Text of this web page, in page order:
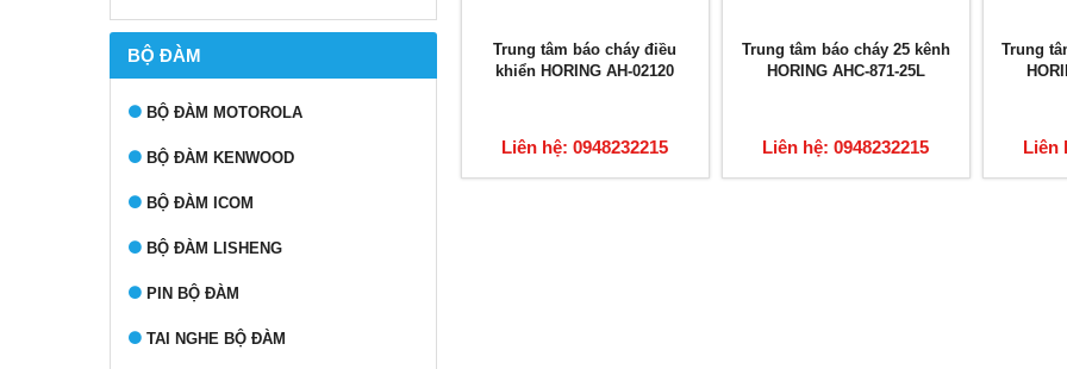
BỘ ĐÀM
BỘ ĐÀM MOTOROLA
BỘ ĐÀM KENWOOD
BỘ ĐÀM ICOM
BỘ ĐÀM LISHENG
PIN BỘ ĐÀM
TAI NGHE BỘ ĐÀM
Trung tâm báo cháy điều
khiển HORING AH-02120
Liên hệ: 0948232215
Trung tâm báo cháy 25 kênh
HORING AHC-871-25L
Liên hệ: 0948232215
Trung
Liên